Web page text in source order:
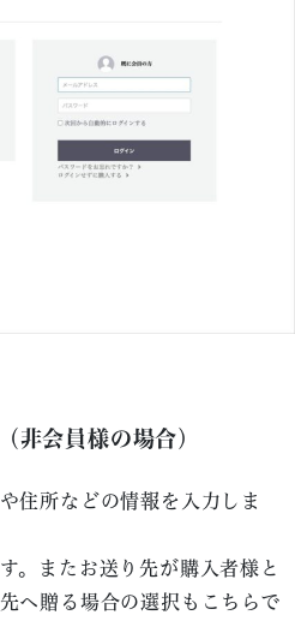
非会員様の場合）
住所などの情報を入力しま
。またお送り先が購入者様と
へ贈る場合の選択もこちらで